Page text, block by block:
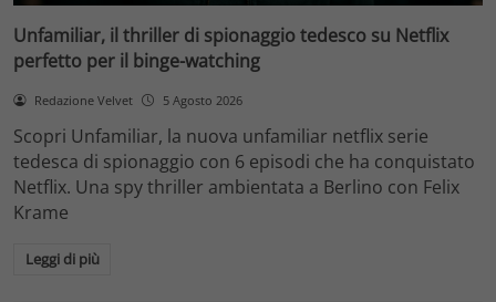
Unfamiliar, il thriller di spionaggio tedesco su Netflix
perfetto per il binge-watching
Redazione Velvet 5 Agosto 2026
Scopri Unfamiliar, la nuova unfamiliar netflix serie
tedesca di spionaggio con 6 episodi che ha conquistato
Netflix. Una spy thriller ambientata a Berlino con Felix
Krame
Leggi di più